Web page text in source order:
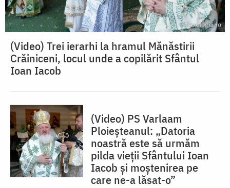
(Video) Trei ierarhi la hramul Mănăstirii
Crăiniceni, locul unde a copilărit Sfântul
Ioan Iacob
(Video) PS Varlaam
Ploieșteanul: „Datoria
noastră este să urmăm
pilda vieții Sfântului Ioan
Iacob și moștenirea pe
care ne-a lăsat-o”